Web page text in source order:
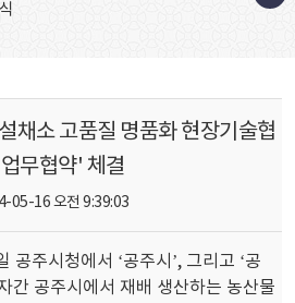
채소 고품질 명품화 현장기술협
무협약' 체결
05-16 오전 9:39:03
공주시청에서 ‘공주시’, 그리고 ‘공
간 공주시 에서 재배 생산하는 농산물